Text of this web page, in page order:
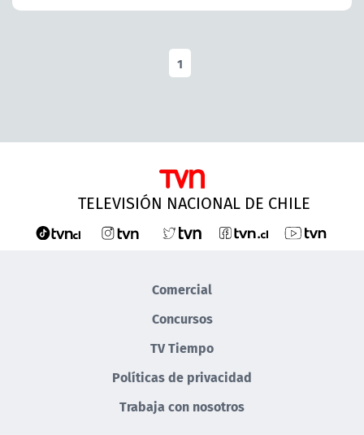
1
TELEVISIÓN NACIONAL DE CHILE
Comercial
Concursos
TV Tiempo
Políticas de privacidad
Trabaja con nosotros